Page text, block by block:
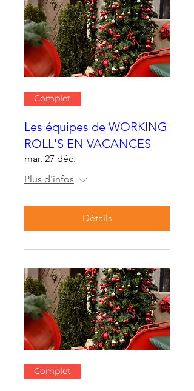
Complet
Les équipes de WORKING
ROLL'S EN VACANCES
mar. 27 déc.
Plus d'infos
Détails
Complet